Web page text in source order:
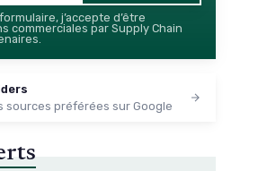
j’accepte d’être
commerciales par Supply Chain
sources préférées sur Google